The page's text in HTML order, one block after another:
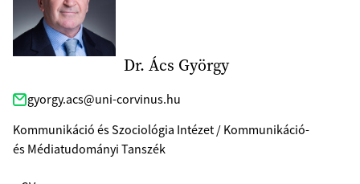
Dr. Ács György
gyorgy.acs@uni-corvinus.hu
Kommunikáció és Szociológia Intézet / Kommunikáció-
és Médiatudományi Tanszék